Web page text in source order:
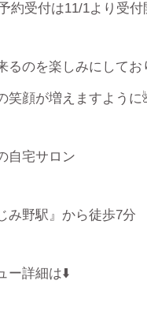
約受付は11/1より受
るのを楽しみにしてお
笑顔が増えますように
自宅サロン
み野駅』から徒歩7分
ー詳細は⬇️